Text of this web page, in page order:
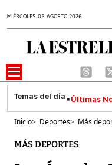
MIÉRCOLES 05 AGOSTO 2026
Últimas
Inicio> Deportes> Más
MÁS DEPORTES